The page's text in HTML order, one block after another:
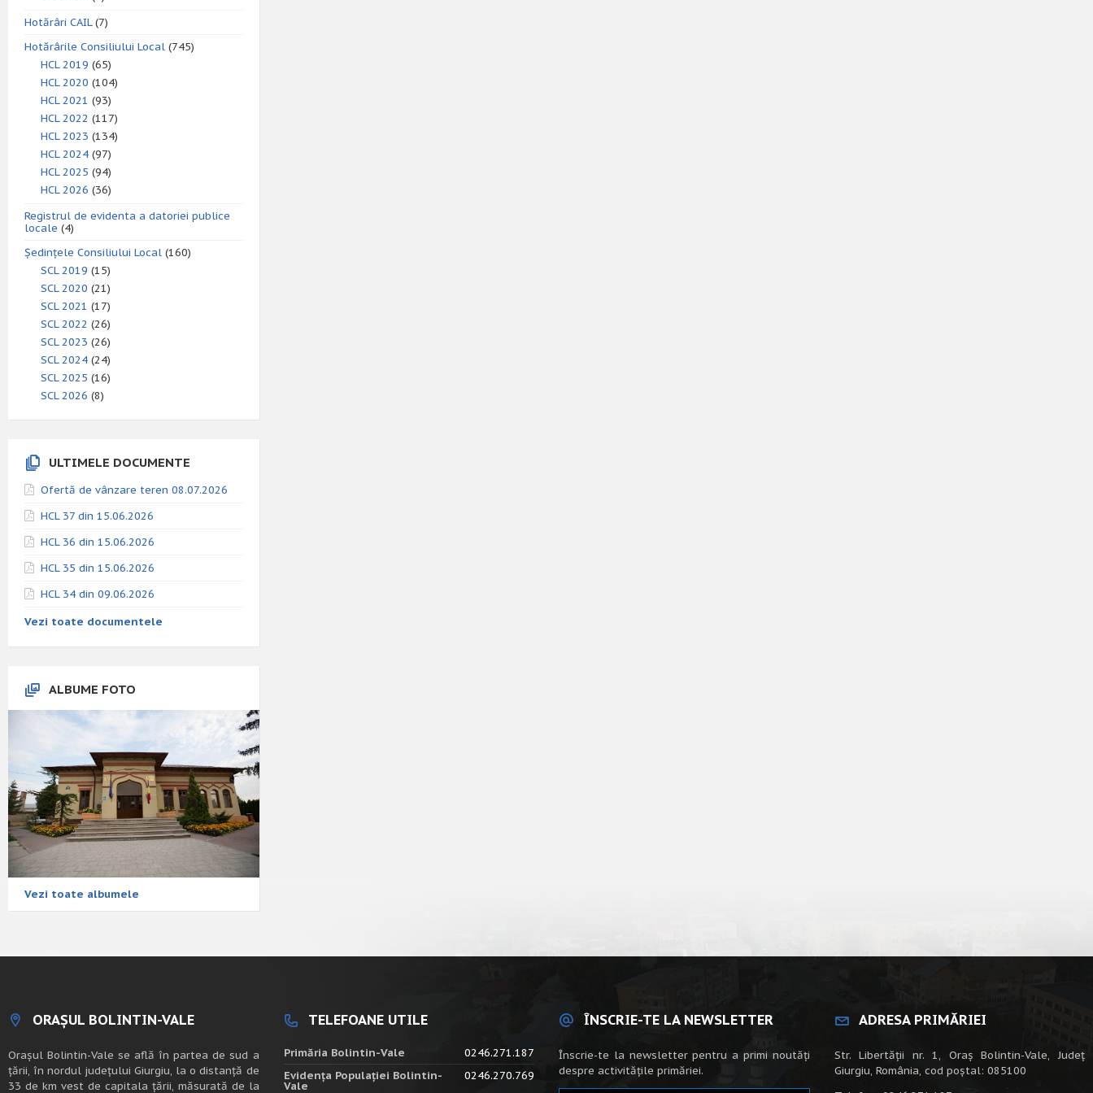
Hotărâri CAIL(7)
Hotărârile Consiliului Local (745)
HCL 2019 (65)
HCL 2020 (104)
HCL 2021 (93)
HCL 2022 (117)
HCL 2023 (134)
HCL 2024 (97)
HCL 2025 (94)
HCL 2026 (36)
Registrul de evidenta a datoriei publice
locale (4)
Ședințele Consiliului Local (160)
SCL 2019 (15)
SCL 2020 (21)
SCL 2021 (17)
SCL 2022 (26)
SCL 2023 (26)
SCL 2024 (24)
SCL 2025 (16)
SCL 2026 (8)
ULTIMELE DOCUMENTE
Ofertă de vânzare teren 08.07.2026
HCL 37 din 15.06.2026
HCL 36 din 15.06.2026
HCL 35 din 15.06.2026
HCL 34 din 09.06.2026
Vezi toate documentele
ALBUME FOTO
Vezi toate albumele
ORAȘUL BOLINTIN-VALE
Oraşul Bolintin-Vale se află în partea de sud a
ţării, în nordul judeţului Giurgiu, la o distanţă de
33 de km vest de capitala țării, măsurată de la
TELEFOANE UTILE
Primăria Bolintin-Vale
0246.271.187
Evidența Populației Bolintin-
Vale
0246.270.769
ÎNSCRIE-TE LA NEWSLETTER
Înscrie-te la newsletter pentru a primi noutăți
despre activitățile primăriei.
ADRESA PRIMĂRIEI
Str. Libertății nr. 1, Oraș Bolintin-Vale, Județ
Giurgiu, România, cod poștal: 085100